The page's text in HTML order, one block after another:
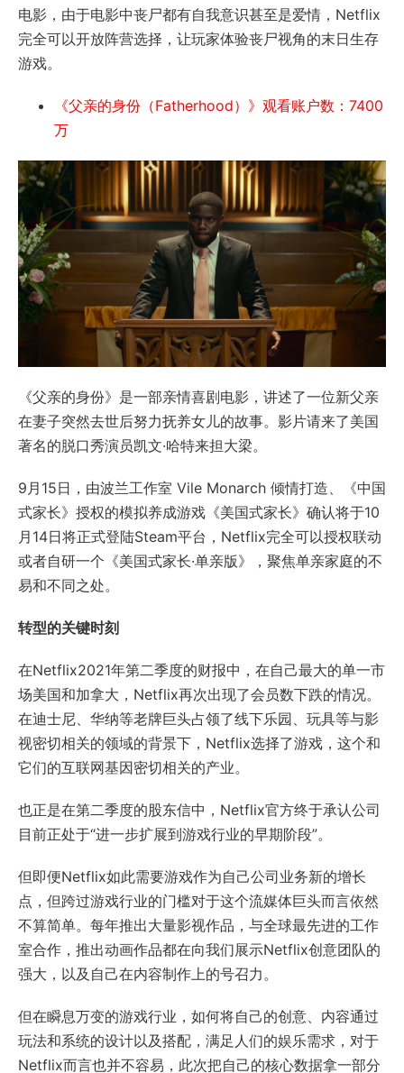
电影，由于电影中丧尸都有自我意识甚至是爱情，Netflix
完全可以开放阵营选择，让玩家体验丧尸视角的末日生存
游戏。
《父亲的身份（Fatherhood）》观看账户数：7400
万
《父亲的身份》是一部亲情喜剧电影，讲述了一位新父亲
在妻子突然去世后努力抚养女儿的故事。影片请来了美国
著名的脱口秀演员凯文·哈特来担大梁。
9月15日，由波兰工作室 Vile Monarch 倾情打造、《中国
式家长》授权的模拟养成游戏《美国式家长》确认将于10
月14日将正式登陆Steam平台，Netflix完全可以授权联动
或者自研一个《美国式家长·单亲版》，聚焦单亲家庭的不
易和不同之处。
转型的关键时刻
在Netflix2021年第二季度的财报中，在自己最大的单一市
场美国和加拿大，Netflix再次出现了会员数下跌的情况。
在迪士尼、华纳等老牌巨头占领了线下乐园、玩具等与影
视密切相关的领域的背景下，Netflix选择了游戏，这个和
它们的互联网基因密切相关的产业。
也正是在第二季度的股东信中，Netflix官方终于承认公司
目前正处于“进一步扩展到游戏行业的早期阶段”。
但即便Netflix如此需要游戏作为自己公司业务新的增长
点，但跨过游戏行业的门槛对于这个流媒体巨头而言依然
不算简单。每年推出大量影视作品，与全球最先进的工作
室合作，推出动画作品都在向我们展示Netflix创意团队的
强大，以及自己在内容制作上的号召力。
但在瞬息万变的游戏行业，如何将自己的创意、内容通过
玩法和系统的设计以及搭配，满足人们的娱乐需求，对于
Netflix而言也并不容易，此次把自己的核心数据拿一部分